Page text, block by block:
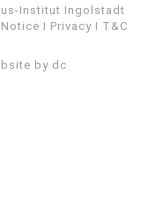
Institut Ingolstadt
I Privacy I T&C